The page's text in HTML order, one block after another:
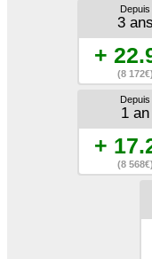
Depuis
3 ans
+
(8 172€)
Depuis
1 an
+
(8 568€)